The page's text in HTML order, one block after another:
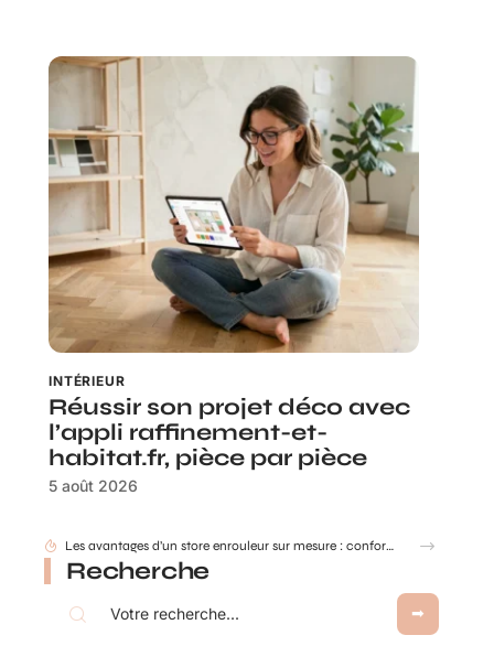
INTÉRIEUR
Réussir son projet déco avec
l’appli raffinement-et-
habitat.fr, pièce par pièce
5 août 2026
Canapé d’angle convertible : nos conseils pour bien choisir selon la taille de votre salon et vos usages
Recherche